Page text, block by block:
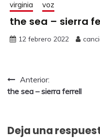
virginia
voz
the sea – sierra
12 febrero 2022
Anterior:
the sea – sierra ferrell
Deja una